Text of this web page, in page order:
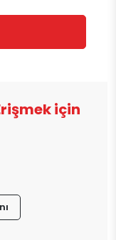
için